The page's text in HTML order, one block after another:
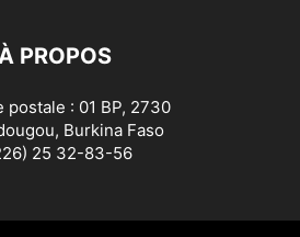
PROPOS
postale : 01 BP, 2730
Burkina Faso
25 32-83-56